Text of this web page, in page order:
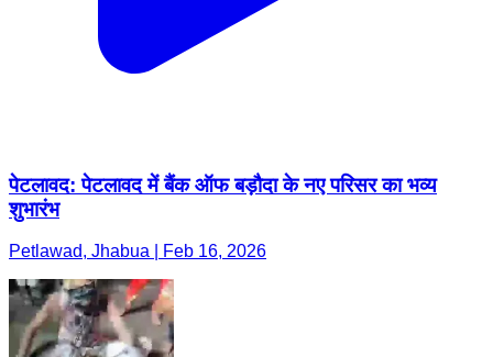
पेटलावद: पेटलावद में बैंक ऑफ बड़ौदा के नए परिसर का भव्य
शुभारंभ
Petlawad, Jhabua | Feb 16, 2026